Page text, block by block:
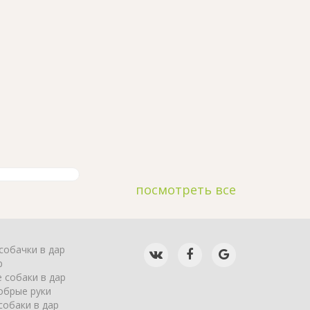
посмотреть все
в дар
собаки в дар
руки
в дар